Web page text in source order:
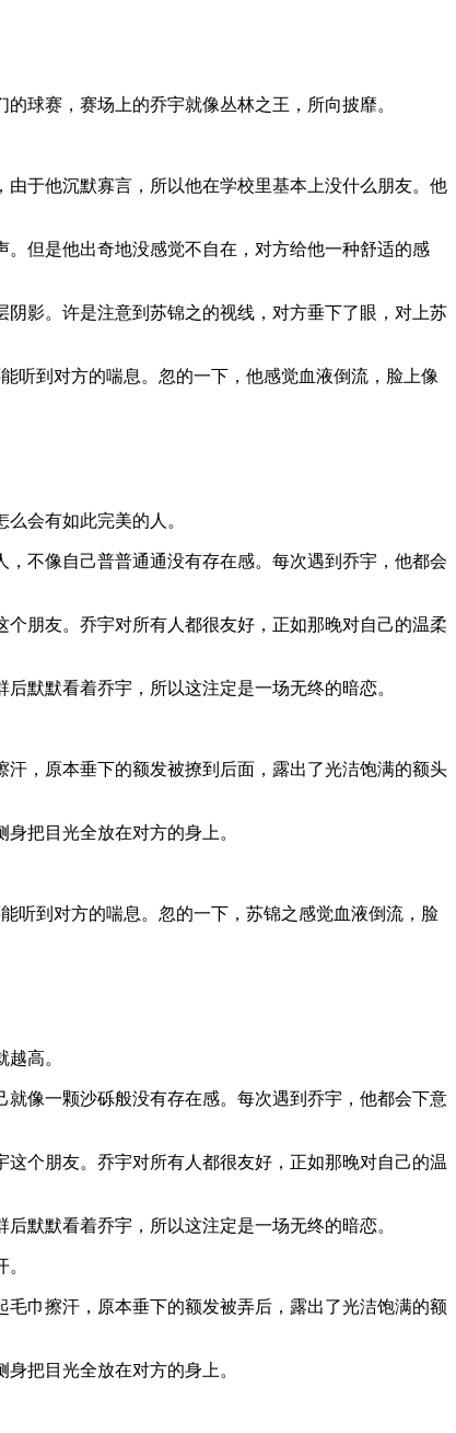
球赛，赛场上的乔宇就像丛林之王，所向披靡。
于他沉默寡言，所以他在学校里基本上没什么朋友。他
但是他出奇地没感觉不自在，对方给他一种舒适的感
影。许是注意到苏锦之的视线，对方垂下了眼，对上苏
听到对方的喘息。忽的一下，他感觉血液倒流，脸上像
会有如此完美的人。
不像自己普普通通没有存在感。每次遇到乔宇，他都会
朋友。乔宇对所有人都很友好，正如那晚对自己的温柔
默默看着乔宇，所以这注定是一场无终的暗恋。
，原本垂下的额发被撩到后面，露出了光洁饱满的额头
把目光全放在对方的身上。
听到对方的喘息。忽的一下，苏锦之感觉血液倒流，脸
高。
像一颗沙砾般没有存在感。每次遇到乔宇，他都会下意
个朋友。乔宇对所有人都很友好，正如那晚对自己的温
默默看着乔宇，所以这注定是一场无终的暗恋。
巾擦汗，原本垂下的额发被弄后，露出了光洁饱满的额
把目光全放在对方的身上。